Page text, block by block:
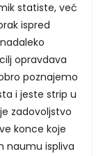
statiste, već
ispred
opravdava
poznajemo
i jeste strip u
zadovoljstvo
konce koje
naumu ispliva